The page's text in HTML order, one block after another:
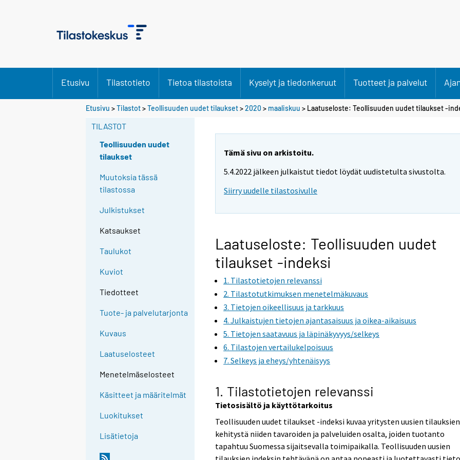
Etusivu Tilastotieto Tietoa tilastoista Kyselyt ja tiedonkeruut Tuotteet ja palvelut
Etusivu >Tilastot>Teollisuuden uudet tilaukset>2020 > maaliskuu > Laatuseloste: Teollisuuden uudet tilaukset -
TILASTOT
Teollisuuden uudet
tilaukset
Muutoksia tässä
tilastossa
Julkistukset
Katsaukset
Taulukot
Kuviot
Tiedotteet
Tuote- ja palvelutarjonta
Kuvaus
Laatuselosteet
Menetelmäselosteet
Käsitteet ja määritelmät
Luokitukset
Lisätietoja
Tämä sivu on arkistoitu.
5.4.2022 jälkeen julkaistut tiedot löydät uudistetulta sivustolta.
Siirry uudelle tilastosivulle
Laatuseloste: Teollisuuden uudet
tilaukset -indeksi
1. Tilastotietojen relevanssi
2. Tilastotutkimuksen menetelmäkuvaus
3. Tietojen oikeellisuus ja tarkkuus
4. Julkaistujen tietojen ajantasaisuus ja oikea-aikaisuus
5. Tietojen saatavuus ja läpinäkyvyys/selkeys
6. Tilastojen vertailukelpoisuus
7. Selkeys ja eheys/yhtenäisyys
1. Tilastotietojen relevanssi
Tietosisältö ja käyttötarkoitus
Teollisuuden uudet tilaukset -indeksi kuvaa yritysten uusien tilauksien
kehitystä niiden tavaroiden ja palveluiden osalta, joiden tuotanto
tapahtuu Suomessa sijaitsevalla toimipaikalla. Teollisuuden uusien